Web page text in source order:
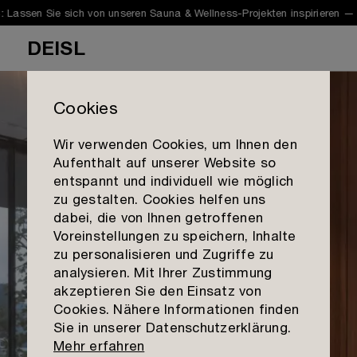
Sie sich von unseren Sauna & Wellness-Projekten inspirieren —
DEISL
Sauna
Infrarot
Dampfbad
Planung & Beratung
Outlet
Galerie
Showcases
Materialien
Mission
Qualität
Team
Kontakt aufnehmen
Standorte
Cookies
Wir verwenden Cookies, um Ihnen den
Aufenthalt auf unserer Website so
entspannt und individuell wie möglich
zu gestalten. Cookies helfen uns
dabei, die von Ihnen getroffenen
Voreinstellungen zu speichern, Inhalte
zu personalisieren und Zugriffe zu
analysieren. Mit Ihrer Zustimmung
akzeptieren Sie den Einsatz von
Cookies. Nähere Informationen finden
Sie in unserer Datenschutzerklärung.
Mehr erfahren